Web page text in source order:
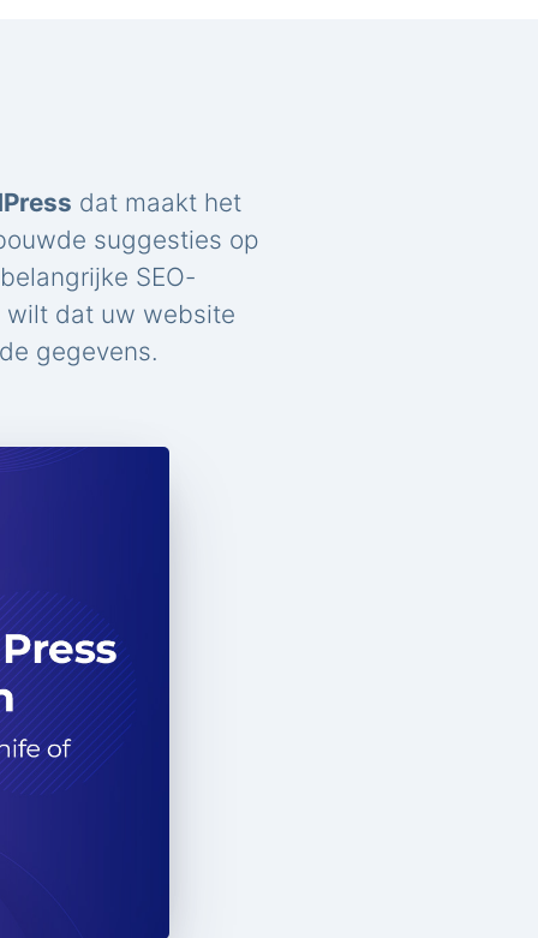
dat maakt het
suggesties op
SEO-
wilt dat uw website
gegevens.